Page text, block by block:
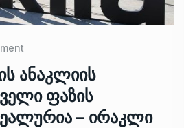
ანაკლიის
ფაზის
– ირაკლი